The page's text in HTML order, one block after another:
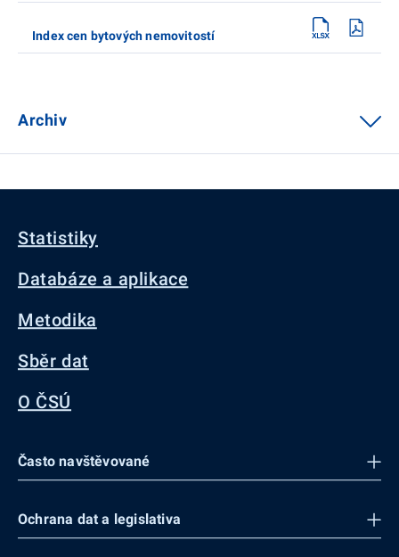
Index cen bytových nemovitostí
Archiv
Statistiky
Databáze a aplikace
Metodika
Sběr dat
O ČSÚ
Často navštěvované
Ochrana dat a legislativa